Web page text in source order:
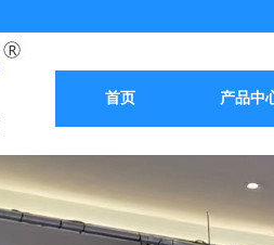
首页 产品中